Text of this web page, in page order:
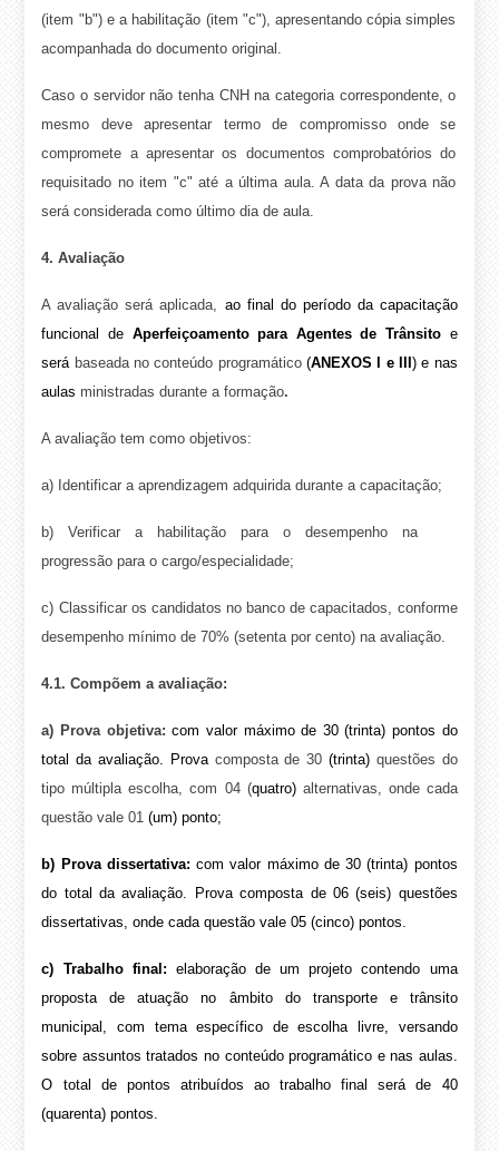
(item "b") e a habilitação (item "c"), apresentando cópia simples
acompanhada do documento original.
Caso o servidor não tenha CNH na categoria correspondente, o
mesmo deve apresentar termo de compromisso onde se
compromete a apresentar os documentos comprobatórios do
requisitado no item "c" até a última aula. A data da prova não
será considerada como último dia de aula.
4. Avaliação
A avaliação será aplicada, ao final do período da capacitação
funcional de Aperfeiçoamento para Agentes de Trânsito e
será baseada no conteúdo programático(ANEXOS I e III ) e nas
aulas ministradas durante a formação.
A avaliação tem como objetivos:
a) Identificar a aprendizagem adquirida durante a capacitação;
b) Verificar a habilitação para o desempenho na
progressão para o cargo/especialidade;
c) Classificar os candidatos no banco de capacitados, conforme
desempenho mínimo de 70% (setenta por cento) na avaliação.
4.1.Compõem a avaliação:
a) Prova objetiva: com valor máximo de 30 (trinta) pontos do
total da avaliação. Provacomposta de 30 (trinta) questões do
tipo múltipla escolha, com 04 (quatro)alternativas, onde cada
questão vale 01 (um) ponto;
b) Prova dissertativa:com valor máximo de 30 (trinta) pontos
do total da avaliação. Prova composta de 06 (seis) questões
dissertativas, onde cada questão vale 05 (cinco) pontos.
c) Trabalho final: elaboração de um projeto contendo uma
proposta de atuação no âmbito do transporte e trânsito
municipal, com tema específico de escolha livre, versando
sobre assuntos tratados no conteúdo programático e nas aulas.
O total de pontos atribuídos ao trabalho final será de 40
(quarenta) pontos.